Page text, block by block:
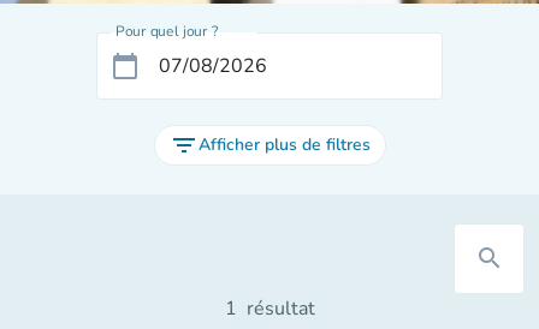
Pour quel jour ?
calendar_today
filter_listAfficher plus de filtres
search
1 résultat